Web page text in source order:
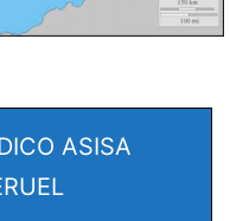
ASISA